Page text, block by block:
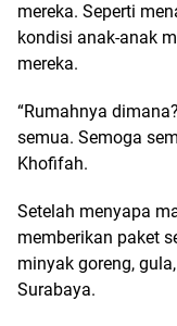
mereka. Seperti
kondisi anak-anak
mereka.
“Rumahnya
semua. Semoga
Khofifah.
Setelah menyapa
memberikan paket
minyak goreng,
Surabaya.